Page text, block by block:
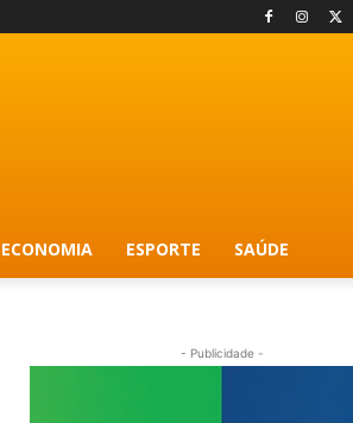
ECONOMIA ESPORTE SAÚDE
- Publicidade -